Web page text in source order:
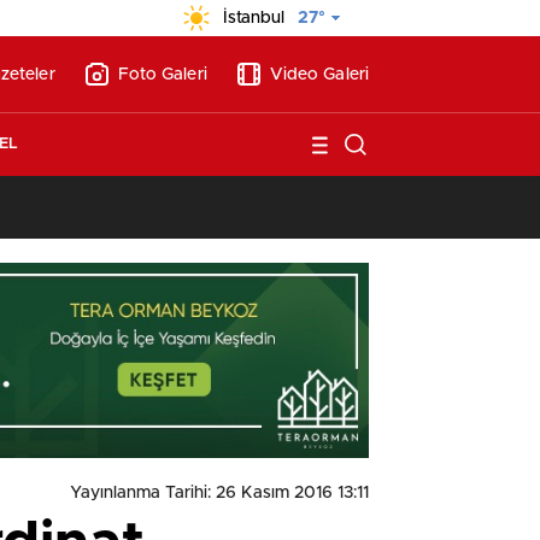
İstanbul 27°
Foto Galeri Video Galeri
Yayınlanma Tarihi: 26 Kasım 2016 13:11